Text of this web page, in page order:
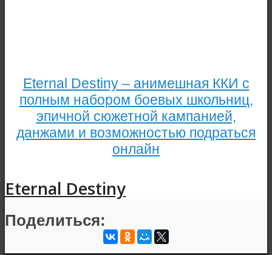
Eternal Destiny – анимешная ККИ с
полным набором боевых школьниц,
эпичной сюжетной кампанией,
данжами и возможностью подраться
онлайн
Eternal Destiny
Поделиться: